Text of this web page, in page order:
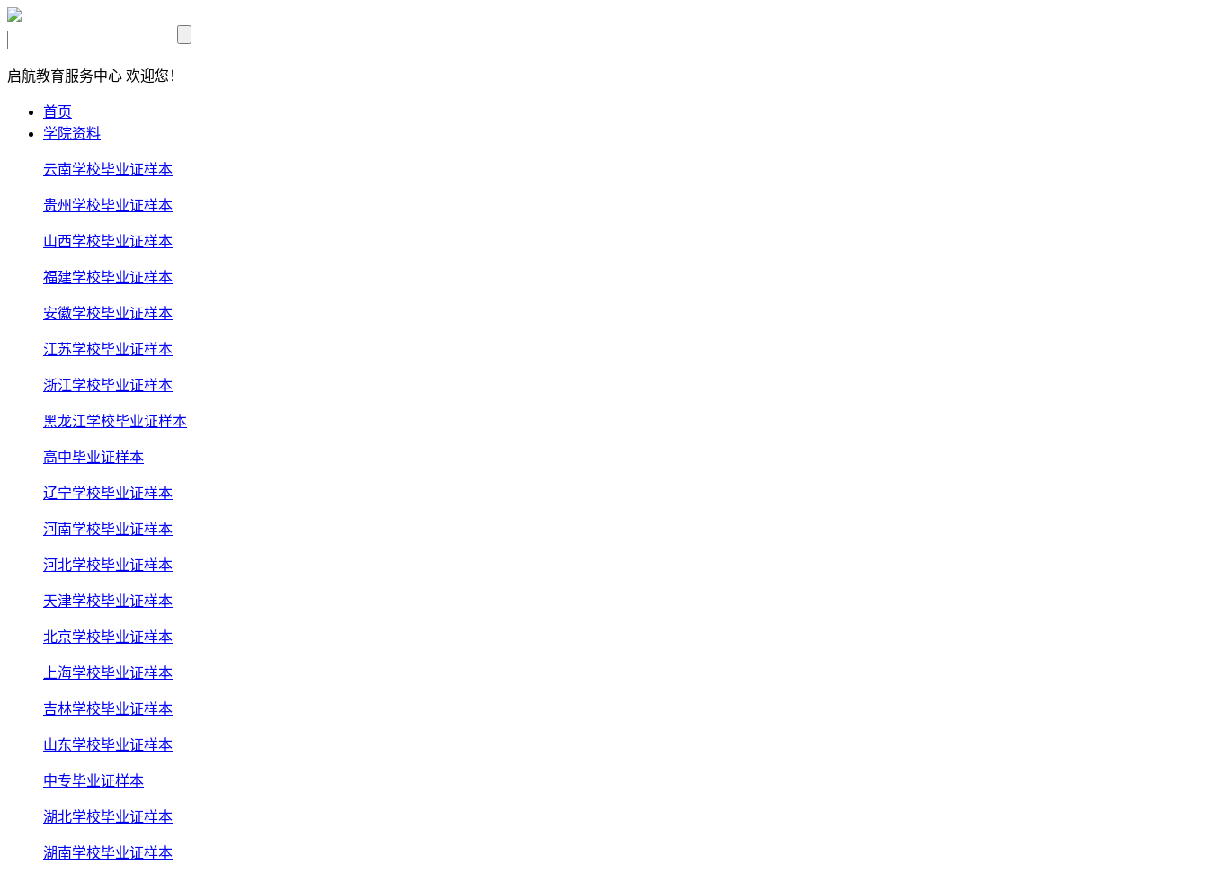
启航教育服务中心 欢迎您！
首页
学院资料
云南学校毕业证样本
贵州学校毕业证样本
山西学校毕业证样本
福建学校毕业证样本
安徽学校毕业证样本
江苏学校毕业证样本
浙江学校毕业证样本
黑龙江学校毕业证样本
高中毕业证样本
辽宁学校毕业证样本
河南学校毕业证样本
河北学校毕业证样本
天津学校毕业证样本
北京学校毕业证样本
上海学校毕业证样本
吉林学校毕业证样本
山东学校毕业证样本
中专毕业证样本
湖北学校毕业证样本
湖南学校毕业证样本